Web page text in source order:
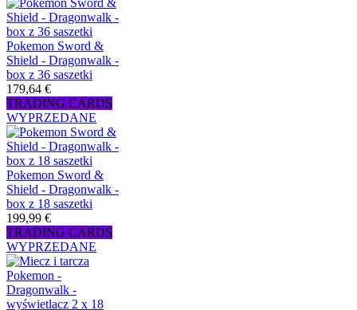
Pokemon Sword &
Shield - Dragonwalk -
box z 36 saszetki
179,64 €
TRADING CARDS
WYPRZEDANE
Pokemon Sword &
Shield - Dragonwalk -
box z 18 saszetki
199,99 €
TRADING CARDS
WYPRZEDANE